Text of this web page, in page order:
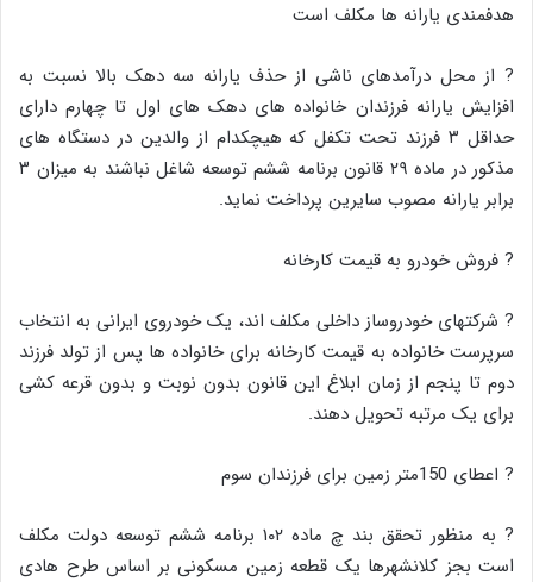
هدفمندی یارانه ها مکلف است
? از محل درآمدهای ناشی از حذف یارانه سه دهک بالا نسبت به
افزایش یارانه فرزندان خانواده های دهک های اول تا چهارم دارای
حداقل ۳ فرزند تحت تکفل که هیچکدام از والدین در دستگاه های
مذکور در ماده ۲۹ قانون برنامه ششم توسعه شاغل نباشند به میزان ۳
برابر یارانه مصوب سایرین پرداخت نماید.
? فروش خودرو به قیمت کارخانه
? شرکتهای خودروساز داخلی مکلف اند، یک خودروی ایرانی به انتخاب
سرپرست خانواده به قیمت کارخانه برای خانواده ها پس از تولد فرزند
دوم تا پنجم از زمان ابلاغ این قانون بدون نوبت و بدون قرعه کشی
برای یک مرتبه تحویل دهند.
? اعطای 150متر زمین برای فرزندان سوم
? به منظور تحقق بند چ ماده ۱۰۲ برنامه ششم توسعه دولت مکلف
است بجز کلانشهرها یک قطعه زمین مسکونی بر اساس طرح هادی